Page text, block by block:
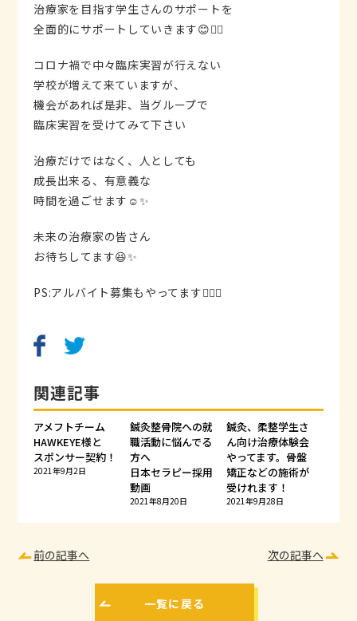
治療家を目指す学生さんのサポートを
全面的にサポートしていきます😊👍🏻
コロナ禍で中々臨床実習が行えない
学校が増えて来ていますが、
機会があれば是非、当グループで
臨床実習を受けてみて下さい
治療だけではなく、人としても
成長出来る、有意義な
時間を過ごせます☺️✨
未来の治療家の皆さん
お待ちしてます😆✨
PS:アルバイト募集もやってます🙆🏻‍♂️
関連記事
アメフトチーム
HAWKEYE様と
スポンサー契約！
2021年9月2日
鍼灸整骨院への就
職活動に悩んでる
方へ
日本セラピー採用
動画
2021年8月20日
鍼灸、柔整学生さ
ん向け治療体験会
やってます。骨盤
矯正などの施術が
受けれます！
2021年9月28日
前の記事へ 次の記事へ
一覧に戻る